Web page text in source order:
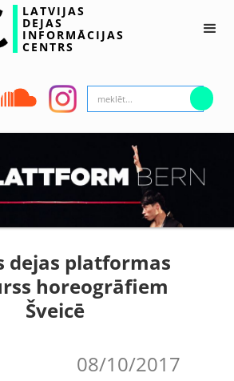
LATVIJAS
DEJAS
INFORMĀCIJAS
CENTRS
dejas platformas
horeogrāfiem
Šveicē
08/10/2017